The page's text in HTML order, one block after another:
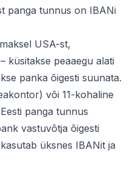
panga tunnus on IBANi
USA-st,
küsitakse peaaegu alati
panka õigesti suunata.
või 11-kohaline
panga tunnus
vastuvõtja õigesti
üksnes IBANit ja